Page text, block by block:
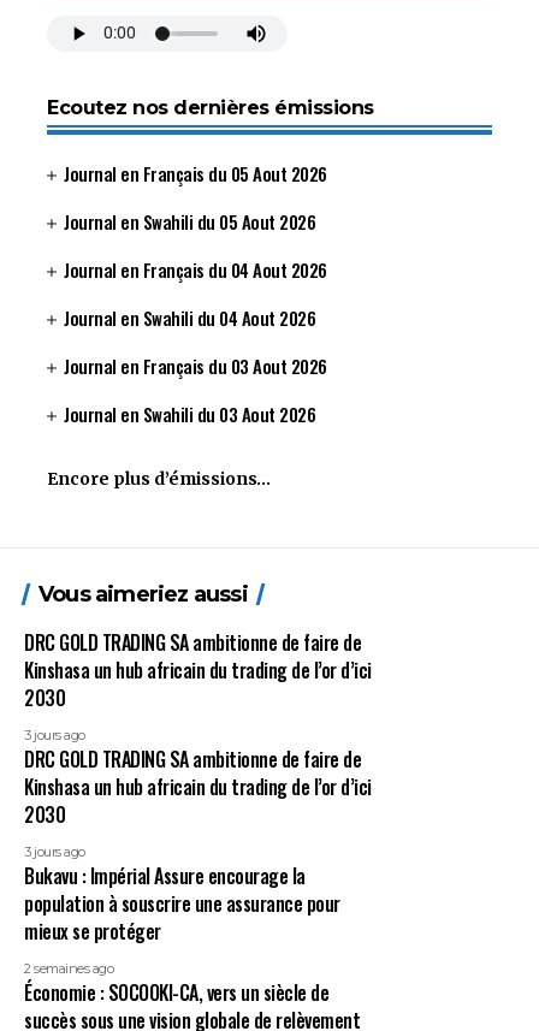
Ecoutez nos dernières émissions
Journal en Français du 05 Aout 2026
Journal en Swahili du 05 Aout 2026
Journal en Français du 04 Aout 2026
Journal en Swahili du 04 Aout 2026
Journal en Français du 03 Aout 2026
Journal en Swahili du 03 Aout 2026
Encore plus d’émissions…
Vous aimeriez aussi
DRC GOLD TRADING SA ambitionne de faire de
Kinshasa un hub africain du trading de l’or d’ici
2030
3 jours ago
DRC GOLD TRADING SA ambitionne de faire de
Kinshasa un hub africain du trading de l’or d’ici
2030
3 jours ago
Bukavu : Impérial Assure encourage la
population à souscrire une assurance pour
mieux se protéger
2 semaines ago
Économie : SOCOOKI-CA, vers un siècle de
succès sous une vision globale de relèvement